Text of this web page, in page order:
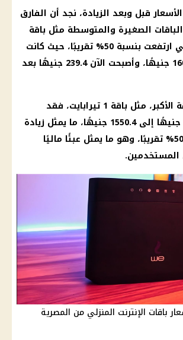
الأسعارقبل وبعد الزيادة، نجد أن الفارق
الباقات الصغيرة والمتوسطة مثل باقة
التي ارتفعت بنسبة 50% تقريبًا، حيث كانت
تكلفتها سابقًا 160 جنيهًا، وأصبحت الآن 239.4 جنيهًا بعد
أما بالنسبة للباقة الأكبر، مثل باقة 1 تيرابايت، فقد
ارتفعت من 1050 جنيهًا إلى 1550.4 جنيهًا، ما يمثل زيادة
بنسبة تصل إلى 50% تقريبًا، وهو ما يمثل عبئًا ماليًا
أسعار باقات الإنترنت المنزلي من المصرية